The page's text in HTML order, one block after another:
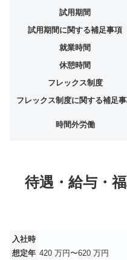
試用期間
試用期間に関する補足事項
就業時間
休憩時間
フレックス制度
フレックス制度に関する補足
時間外労働
待遇・給与・
入社時
想定年 420 万円〜620 万円